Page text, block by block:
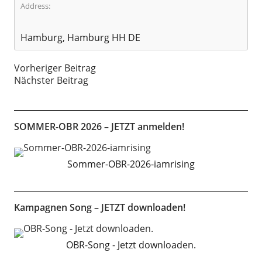
Address:
Hamburg, Hamburg HH DE
Vorheriger Beitrag
Nächster Beitrag
SOMMER-OBR 2026 – JETZT anmelden!
Sommer-OBR-2026-iamrising
Kampagnen Song – JETZT downloaden!
OBR-Song - Jetzt downloaden.